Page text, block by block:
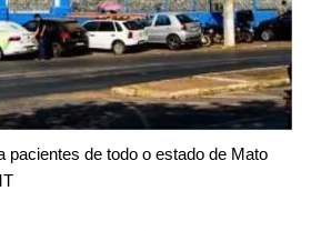
pacientes de todo o estado de Mato